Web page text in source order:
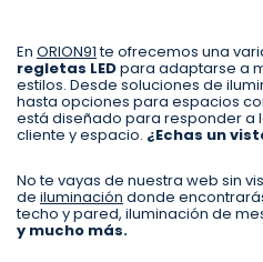
En ORION91te ofrecemos una
regletas LEDpara adaptarse a
estilos. Desde soluciones de
hasta opciones para espacios
está diseñado para responder a
cliente y espacio. ¿Echas un
No te vayas de nuestra web sin
de iluminación donde
techo y pared, iluminación de
y mucho más.